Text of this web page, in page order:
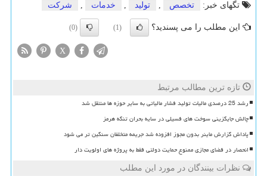
تگهای خبر:
تخصص تولید خدمات شركت
این مطلب را می پسندید؟ (1)
(0)
X
تازه ترین مطالب مرتبط
رشد 25 درصدی مالیات تولید فشار مالیاتی به سایر حوزه ها منتقل شد
چالش جایگزینی سوخت های فسیلی در سایه بحران تنگه هرمز
پاداش گزارش ماینر بدون مجوز افزوده شد جریمه متخلفان سنگین تر می شود
انحصار در فضای مجازی ممنوع حمایت دولتی فقط به پروژه های اولویت دار
نظرات بینندگان در مورد این مطلب